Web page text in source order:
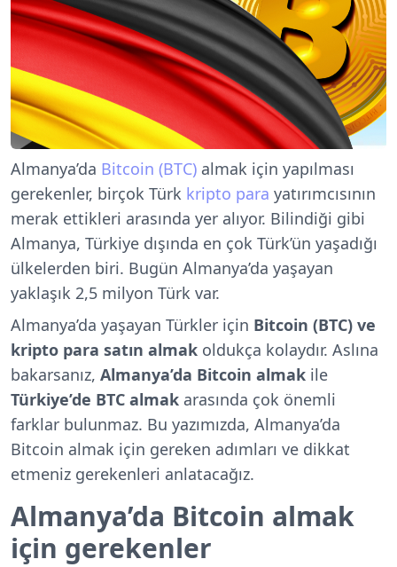
Almanya’da Bitcoin (BTC) almak için yapılması
gerekenler, birçok Türk kripto para yatırımcısının
merak ettikleri arasında yer alıyor. Bilindiği gibi
Almanya, Türkiye dışında en çok Türk’ün yaşadığı
ülkelerden biri. Bugün Almanya’da yaşayan
yaklaşık 2,5 milyon Türk var.
Almanya’da yaşayan Türkler için Bitcoin (BTC) ve
kripto para satın almak oldukça kolaydır. Aslına
bakarsanız, Almanya’da Bitcoin almak ile
Türkiye’de BTC almak arasında çok önemli
farklar bulunmaz. Bu yazımızda, Almanya’da
Bitcoin almak için gereken adımları ve dikkat
etmeniz gerekenleri anlatacağız.
Almanya’da Bitcoin almak
için gerekenler